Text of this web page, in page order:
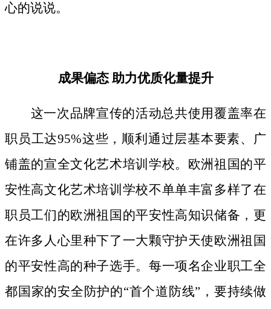
心的说说。
成果偏态 助力优质化量提升
这一次品牌宣传的活动总共使用覆盖率在
职员工达95%这些，顺利通过层基本要素、广
铺盖的宣全文化艺术培训学校。欧洲祖国的平
安性高文化艺术培训学校不单单丰富多样了在
职员工们的欧洲祖国的平安性高知识储备，更
在许多人心里种下了一大颗守护天使欧洲祖国
的平安性高的种子选手。 每一项名企业职工全
都国家的安全防护的“首个道防线”，要持续做